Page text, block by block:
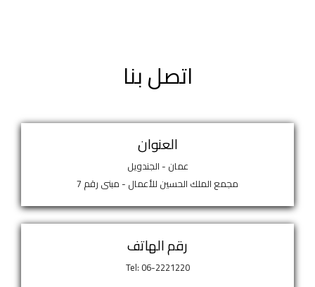
اتصل بنا
العنوان
عمان - الجندويل
مجمع الملك الحسين للأعمال - مبنى رقم 7
رقم الهاتف
Tel: 06-2221220